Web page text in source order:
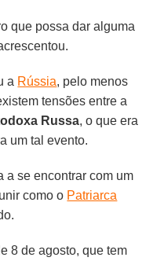
que possa dar alguma
a Rússia, pelo menos
tensões entre a
Russa, o que era
um tal evento.
a se encontrar com um
como o Patriarca
8 de agosto, que tem